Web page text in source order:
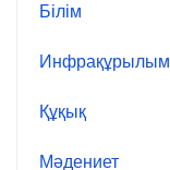
Білім
Инфрақұрылым
Құқық
Мәдениет